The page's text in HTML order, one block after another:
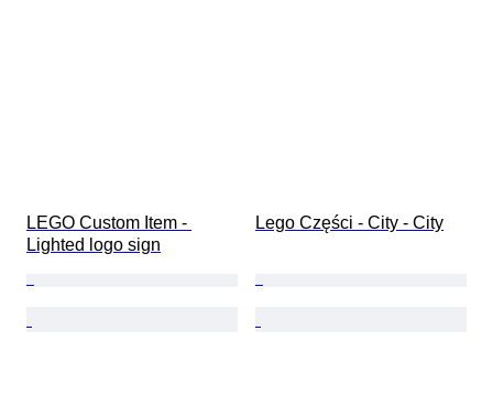
LEGO Custom Item -
Lighted logo sign
Lego Części - City - City